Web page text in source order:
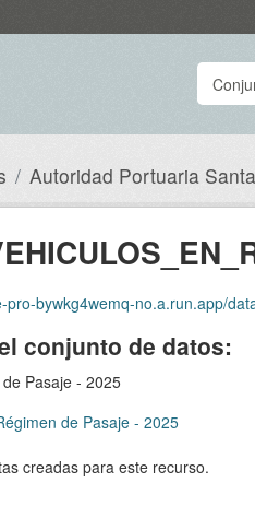
Autoridad Portuaria
no.a.run.app/dataset/
conjunto de datos:
Pasaje - 2025
de Pasaje - 2025
creadas para este recurso.